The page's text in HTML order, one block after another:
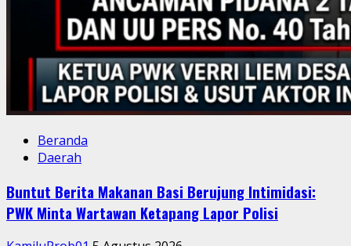
Beranda
Daerah
Buntut Berita Makanan Basi Berujung Intimidasi:
PWK Minta Wartawan Ketapang Lapor Polisi